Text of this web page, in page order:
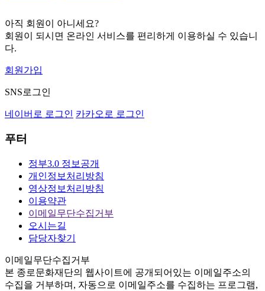
아직 회원이 아니세요?
회원이 되시면 온라인 서비스를 편리하게 이용하실 수 있습니
다.
회원가입
SNS로그인
네이버로 로그인 카카오로 로그인
푸터
정부3.0 정보공개
개인정보처리방침
영상정보처리방침
이용약관
이메일무단수집거부
오시는길
담당자찾기
이메일무단수집거부
본 종로문화재단의 웹사이트에 공개되어있는 이메일주소의
수집을 거부하며, 자동으로 이메일주소를 수집하는 프로그램,